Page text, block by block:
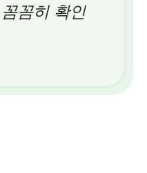
꼼히 확인